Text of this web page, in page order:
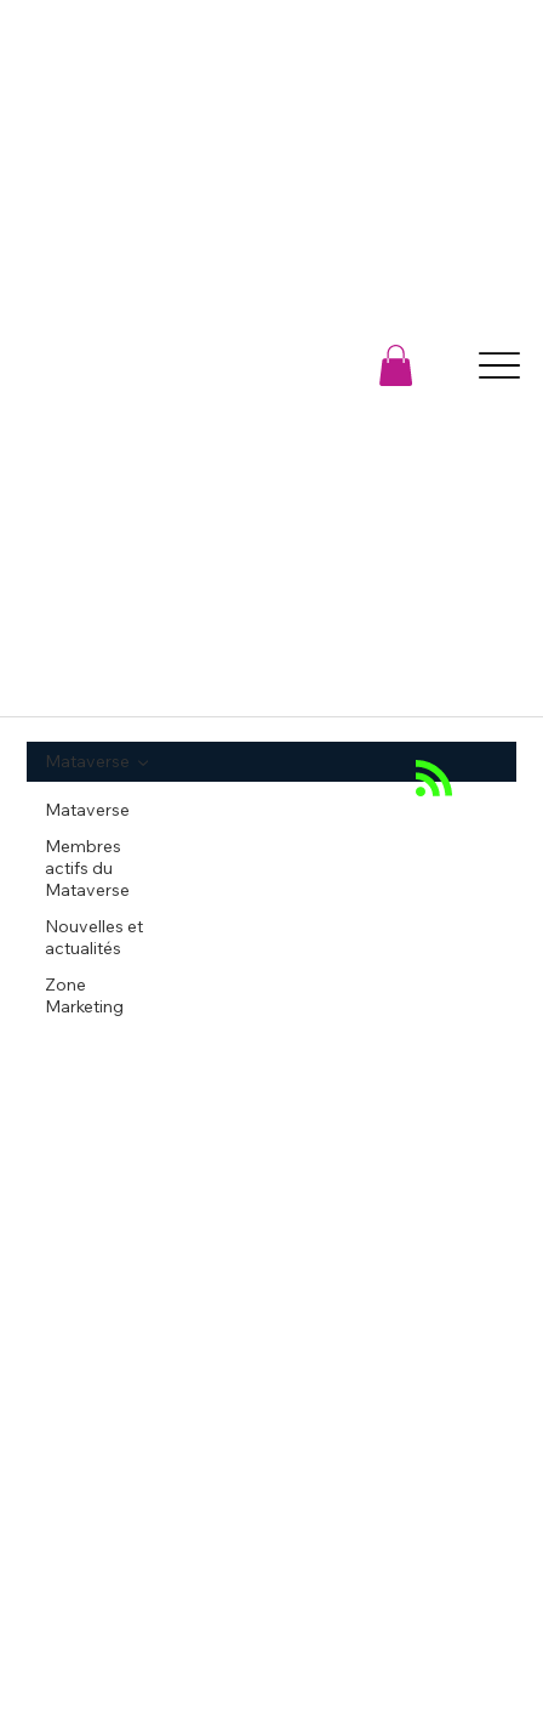
Mataverse
Membres
actifs du
Mataverse
Nouvelles et
actualités
Zone
Marketing
Mataverse